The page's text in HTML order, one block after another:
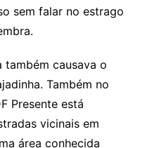
sem falar no estrago
também causava o
Também no
Presente está
vicinais em
área conhecida